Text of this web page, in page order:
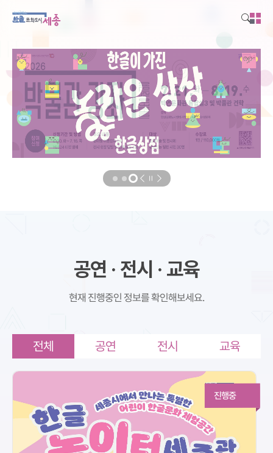
공연 · 전시 · 교육
현재 진행중인 정보를 확인해보세요.
전체 공연 전시 교육
진행중